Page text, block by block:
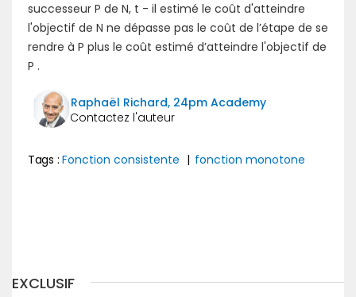
successeur P de N, t - il estimé le coût d'atteindre
l'objectif de N ne dépasse pas le coût de l’étape de se
rendre à P plus le coût estimé d’atteindre l'objectif de
P .
Raphaël Richard, 24pm Academy
Tags : Fonction consistente | fonction monotone
EXCLUSIF